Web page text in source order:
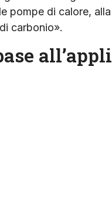
pompe di calore,
carbonio».